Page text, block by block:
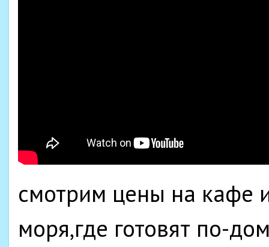
смотрим цены на кафе
моря,где готовят по-